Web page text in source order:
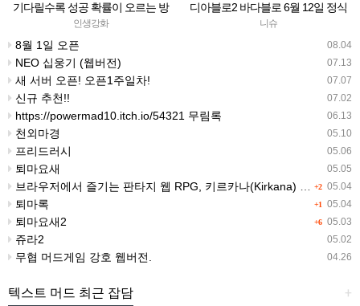
기다릴수록 성공 확률이 오르는 방
치형 강화 RPG — 인생강화 ※8월
초 오픈 예정 (현재 CBT 중)
인생강화
디아블로2 바다블로 6월 12일 정식
오픈!
니슈
08.04
8월 1일 오픈
07.13
NEO 십웅기 (웹버전)
07.07
새 서버 오픈! 오픈1주일차!
07.02
신규 추천!!
06.13
https://powermad10.itch.io/54321 무림록
05.10
천외마경
05.06
프리드러시
05.05
퇴마요새
+2 05.04
브라우저에서 즐기는 판타지 웹 RPG, 키르카나(Kirkana) ※ 2026-07-06 정식 오픈
+1 05.04
퇴마록
+6 05.03
퇴마요새2
05.02
쥬라2
04.26
무협 머드게임 강호 웹버전.
+
텍스트 머드 최근 잡담